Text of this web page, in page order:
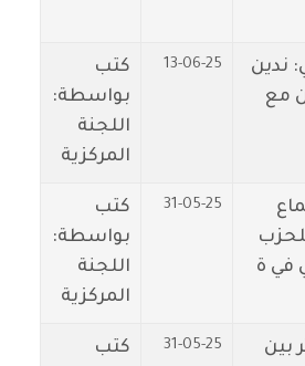
ندين
مع
13-06-25
كتب
بواسطة:
اللجنة
المركزية
في ة
31-05-25
كتب
بواسطة:
اللجنة
المركزية
بين
31-05-25
كتب